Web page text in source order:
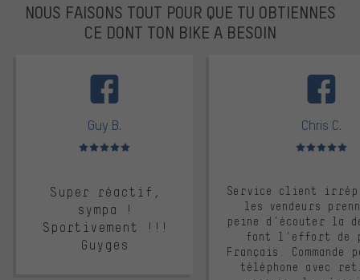
NOUS FAISONS TOUT POUR QUE TU OBTIENNES
CE DONT TON BIKE A BESOIN
Guy B.
Note moyenne : 5 sur 5
Super réactif,
sympa !
Sportivement !!!
Guyges
Chris C.
Note moyenne :
Service client
les vendeurs
peine d'écouter la
font l'effort de
Français. Commande
téléphone avec